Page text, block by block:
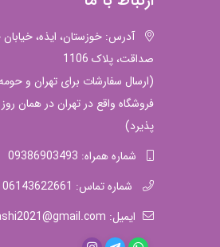
آدرس: خوزستان، ایذه،
صداقت، پلاک 1106
(ارسال سفارشات برای تهران و حومه
فروشگاه واقع در تهران در همان
پذیرد)
شماره همراه: 09386903493
شماره تماس: 06143622661
ایمیل: lezatenaghashi2021@gmail.com